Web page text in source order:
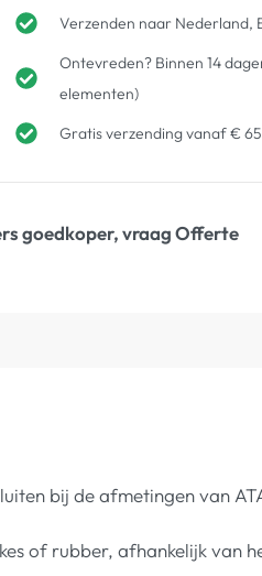
Verzenden naar Nederland,
Ontevreden? Binnen 14
elementen)
Gratis verzending vanaf €
goedkoper, vraag Offerte
bij de afmetingen van
of rubber, afhankelijk van